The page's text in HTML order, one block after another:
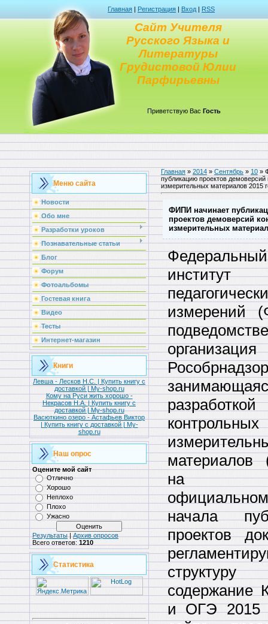
Главная | Регистрация | Вход | RSS
Сайт Учителя
Русского Языка и
Литературы
Грудистовой Юлии
Парфирьевны
Приветствую Вас Гость
Меню сайта
Новости
Обо мне
Разработки уроков
Познавательные статьи
Блог
Форум
Фотоальбомы
Гостевая книга
Видео
Тесты
Интернет-магазин
Книги
Левша - Лесков Н.С. | Купить книгу с
доставкой | My-shop.ru
Кому на Руси жить хорошо -
Некрасов Н.А. | Купить книгу с
доставкой | My-shop.ru
Васюткино озеро - Астафьев Виктор
| Купить книгу с доставкой | My-
shop.ru
Наш опрос
Оцените мой сайт
Отлично
Хорошо
Неплохо
Плохо
Ужасно
Результаты|Архив опросов
Всего ответов: 1210
Статистика
Главная » 2014 » Сентябрь » 10 »
публикацию проектов демоверсий
измерительных материалов 2015
ФИПИ начинает
проектов демоверсий
измерительных
Федеральный
институт
измерений
организация
разработкой
контрольных
на
начала
проектов
и ОГЭ 2015